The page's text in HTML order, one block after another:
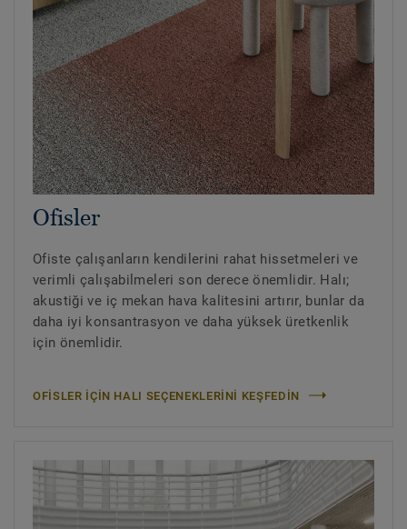
Ofisler
Ofiste çalışanların kendilerini rahat hissetmeleri ve
verimli çalışabilmeleri son derece önemlidir. Halı;
akustiği ve iç mekan hava kalitesini artırır, bunlar da
daha iyi konsantrasyon ve daha yüksek üretkenlik
için önemlidir.
OFİSLER İÇİN HALI SEÇENEKLERİNİ KEŞFEDİN